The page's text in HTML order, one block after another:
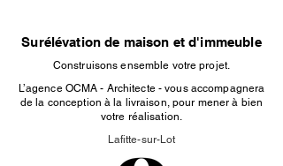
Surélévation de maison et d'immeuble
Construisons ensemble votre projet.
L’agence OCMA - Architecte - vous accompagnera
de la conception à la livraison, pour mener à bien
votre réalisation.
Lafitte-sur-Lot